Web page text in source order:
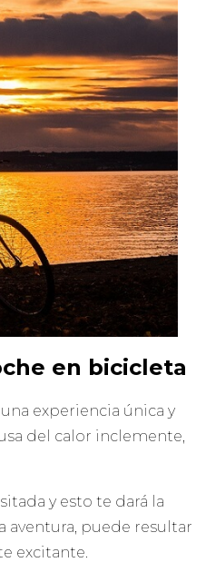
en bicicleta
experiencia única y
del calor inclemente,
y esto te dará la
aventura, puede resultar
excitante.